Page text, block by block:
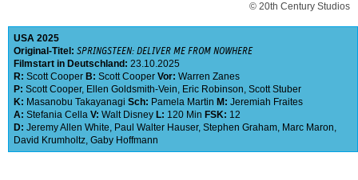
© 20th Century Studios
USA 2025
Original-Titel: SPRINGSTEEN: DELIVER ME FROM NOWHERE
Filmstart in Deutschland: 23.10.2025
R: Scott Cooper B: Scott Cooper Vor: Warren Zanes
P: Scott Cooper, Ellen Goldsmith-Vein, Eric Robinson, Scott Stuber
K: Masanobu Takayanagi Sch: Pamela Martin M: Jeremiah Fraites
A: Stefania Cella V: Walt Disney L: 120 Min FSK: 12
D: Jeremy Allen White, Paul Walter Hauser, Stephen Graham, Marc Maron,
David Krumholtz, Gaby Hoffmann